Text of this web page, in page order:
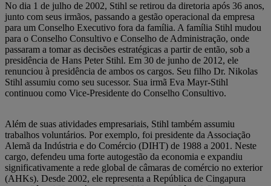
No dia 1 de julho de 2002, Stihl se retirou da diretoria após 36 anos,
junto com seus irmãos, passando a gestão operacional da empresa
para um Conselho Executivo fora da família. A família Stihl mudou
para o Conselho Consultivo e Conselho de Administração, onde
passaram a tomar as decisões estratégicas a partir de então, sob a
presidência de Hans Peter Stihl. Em 30 de junho de 2012, ele
renunciou à presidência de ambos os cargos. Seu filho Dr. Nikolas
Stihl assumiu como seu sucessor. Sua irmã Eva Mayr-Stihl
continuou como Vice-Presidente do Conselho Consultivo.
Além de suas atividades empresariais, Stihl também assumiu
trabalhos voluntários. Por exemplo, foi presidente da Associação
Alemã da Indústria e do Comércio (DIHT) de 1988 a 2001. Neste
cargo, defendeu uma forte autogestão da economia e expandiu
significativamente a rede global de câmaras de comércio no exterior
(AHKs). Desde 2002, ele representa a República de Cingapura